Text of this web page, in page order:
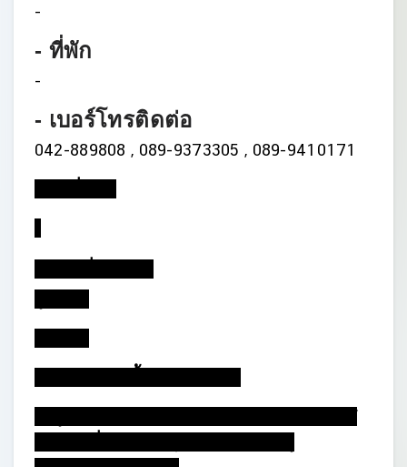
-
- ที่พัก
-
- เบอร์โทรติดต่อ
042-889808 , 089-9373305 , 089-9410171
ข้อมูลจาก :http://www.thaiticketmajor.com/